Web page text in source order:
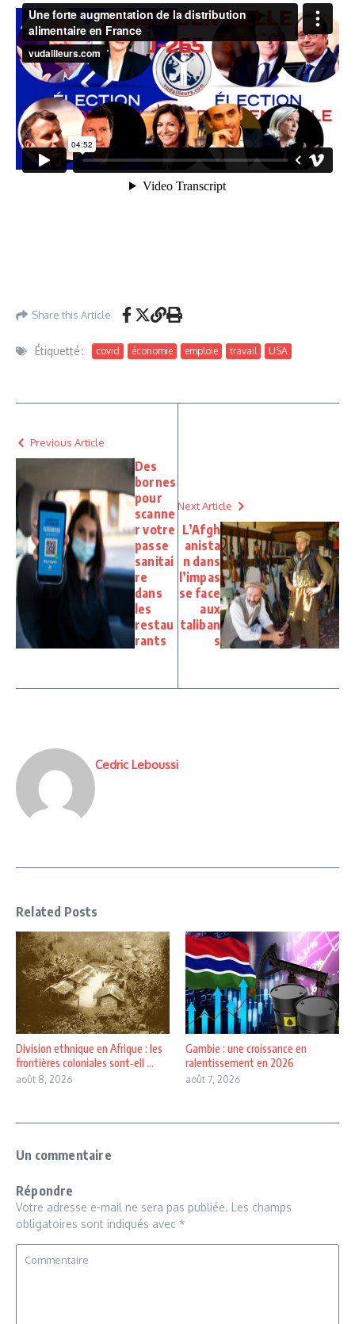
Share this Article
Étiquetté : covid économie emploie travail USA
Previous Article
Des
bornes
pour
scanne
r votre
passe
sanitai
re
dans
les
restau
rants
Next Article
L’Afgh
anista
n dans
l’impas
se face
aux
taliban
s
Cedric Leboussi
Related Posts
Division ethnique en Afrique : les
frontières coloniales sont‑ell ...
août 8, 2026
Gambie : une croissance en
ralentissement en 2026
août 7, 2026
Un commentaire
Répondre
Votre adresse e-mail ne sera pas publiée. Les champs
obligatoires sont indiqués avec *